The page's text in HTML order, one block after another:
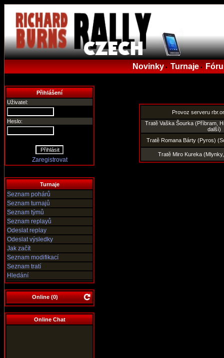
Novinky• Turnaje•
Přihlášení
Uživatel:
Heslo:
Zaregistrovat
Turnaje
Seznam pohárů
Seznam turnajů
Seznam týmů
Seznam replayů
Odeslat replay
Odeslat výsledky
Jak začít
Seznam modifikací
Seznam tratí
Hledání
Online (0)
Online Chat
Provoz serveru
Tratě Vaška Šourka (Příbram,
další)
Tratě Romana Bárty (Pyros)
Tratě Miro Kureka